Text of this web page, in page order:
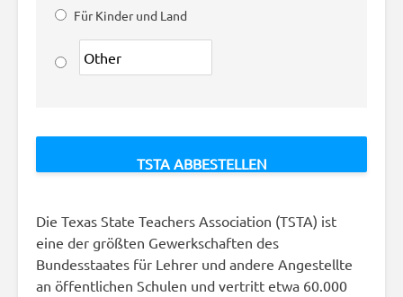
Für Kinder und Land
Die Texas State Teachers Association (TSTA) ist
eine der größten Gewerkschaften des
Bundesstaates für Lehrer und andere Angestellte
an öffentlichen Schulen und vertritt etwa 60.000